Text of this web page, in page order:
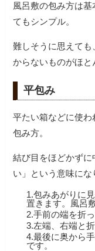
風呂敷の包み方は
てもシンプル。
難しそうに思えて
からないものがほと
平包み
平たい箱などに使
包み方。
結び目をほどかず
い」という意味にな
1.包みあがりに
置きます。風呂
2.手前の端を折
3.左端、右端と折
4.最後に奥から
です。